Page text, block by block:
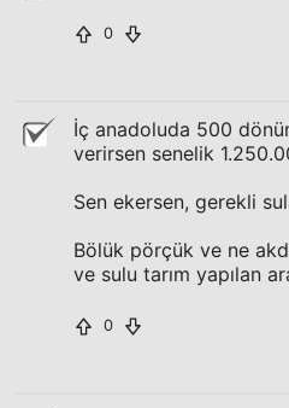
0
İç anadoluda 500
verirsen senelik
Sen ekersen, gerekli
Bölük pörçük ve ne
ve sulu tarım yapılan
0